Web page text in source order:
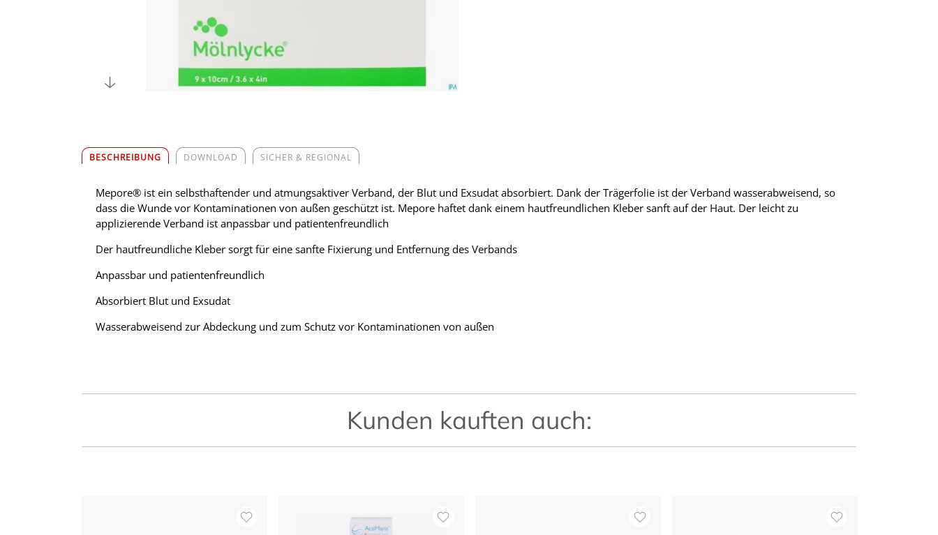
BESCHREIBUNG DOWNLOAD SICHER & REGIONAL
Mepore® ist ein selbsthaftender und atmungsaktiver Verband, der Blut und Exsudat absorbiert. Dank der Trägerfolie ist der Verband wasserabweisend, so
dass die Wunde vor Kontaminationen von außen geschützt ist. Mepore haftet dank einem hautfreundlichen Kleber sanft auf der Haut. Der leicht zu
applizierende Verband ist anpassbar und patientenfreundlich
Der hautfreundliche Kleber sorgt für eine sanfte Fixierung und Entfernung des Verbands
Anpassbar und patientenfreundlich
Absorbiert Blut und Exsudat
Wasserabweisend zur Abdeckung und zum Schutz vor Kontaminationen von außen
Kunden kauften auch: